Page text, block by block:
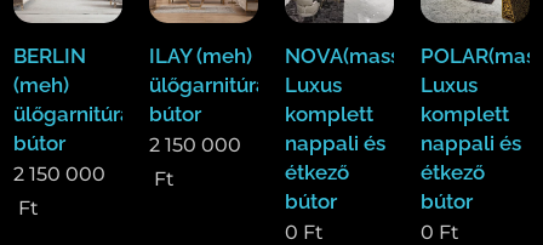
BERLIN
(meh)
ülőgarnitúra
bútor
2 150 000
Ft
ILAY (meh)
ülőgarnitúra
bútor
2 150 000
Ft
NOVA(mass)
Luxus
komplett
nappali és
étkező
bútor
0 Ft
Luxus
komplett
nappali és
étkező
bútor
0 Ft